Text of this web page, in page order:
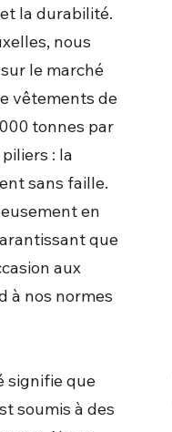
la durabilité.
nous
le marché
vêtements de
tonnes par
: la
sans faille.
en
que
aux
à nos normes
signifie que
soumis à des